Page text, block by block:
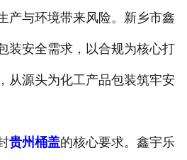
联系我们
产与环境带来风险。新乡市鑫
装安全需求，以合规为核心打
从源头为化工产品包装筑牢安
贵州桶盖的核心要求。鑫宇乐